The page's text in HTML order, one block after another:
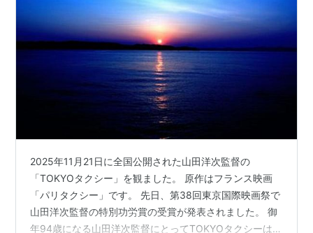
2025年11月21日に全国公開された山田洋次監督の
「TOKYOタクシー」を観ました。 原作はフランス映画
「パリタクシー」です。 先日、第38回東京国際映画祭で
山田洋次監督の特別功労賞の受賞が発表されました。 御
年94歳になる山田洋次監督にとってTOKYOタクシーは